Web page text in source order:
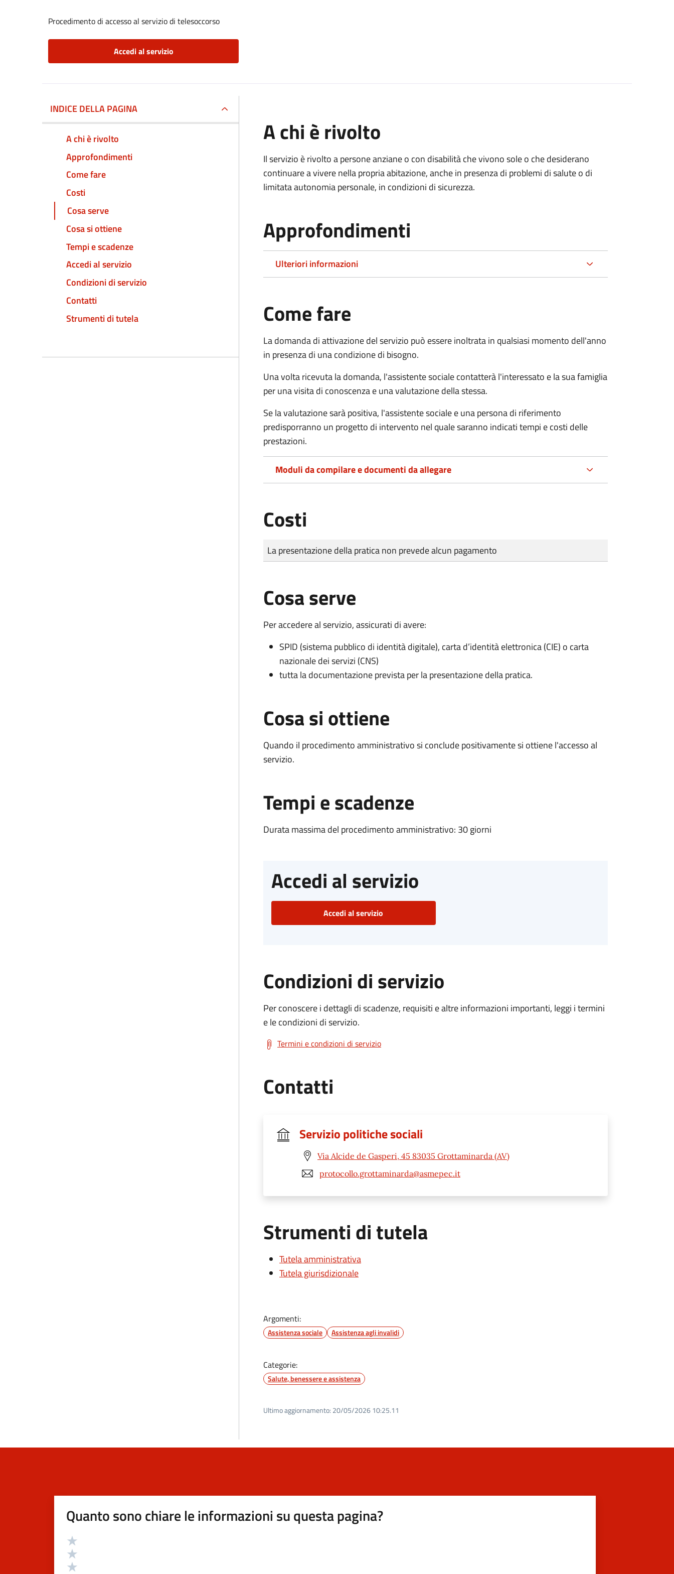
Procedimento di accesso al servizio di telesoccorso
Accedi al servizio
INDICE DELLA PAGINA
A chi è rivolto
Approfondimenti
Come fare
Costi
Cosa serve
Cosa si ottiene
Tempi e scadenze
Accedi al servizio
Condizioni di servizio
Contatti
Strumenti di tutela
A chi è rivolto
Il servizio è rivolto a persone anziane o con disabilità che vivono sole o che desiderano
continuare a vivere nella propria abitazione, anche in presenza di problemi di salute o di
limitata autonomia personale, in condizioni di sicurezza.
Approfondimenti
Ulteriori informazioni
Come fare
La domanda di attivazione del servizio può essere inoltrata in qualsiasi momento dell'anno
in presenza di una condizione di bisogno.
Una volta ricevuta la domanda, l'assistente sociale contatterà l'interessato e la sua famiglia
per una visita di conoscenza e una valutazione della stessa.
Se la valutazione sarà positiva, l'assistente sociale e una persona di riferimento
predisporranno un progetto di intervento nel quale saranno indicati tempi e costi delle
prestazioni.
Moduli da compilare e documenti da allegare
Costi
Tipo di pagamento
Importo
La presentazione della pratica non prevede alcun pagamento
Cosa serve
Per accedere al servizio, assicurati di avere:
SPID (sistema pubblico di identità digitale), carta d’identità elettronica (CIE) o carta
nazionale dei servizi (CNS)
tutta la documentazione prevista per la presentazione della pratica.
Cosa si ottiene
Quando il procedimento amministrativo si conclude positivamente si ottiene l'accesso al
servizio.
Tempi e scadenze
Durata massima del procedimento amministrativo: 30 giorni
Accedi al servizio
Accedi al servizio
Condizioni di servizio
Per conoscere i dettagli di scadenze, requisiti e altre informazioni importanti, leggi i termini
e le condizioni di servizio.
Termini e condizioni di servizio
Contatti
Servizio politiche sociali
Via Alcide de Gasperi, 45 83035 Grottaminarda (AV)
protocollo.grottaminarda@asmepec.it
Strumenti di tutela
Tutela amministrativa
Tutela giurisdizionale
Argomenti:
Assistenza sociale Assistenza agli invalidi
Categorie:
Salute, benessere e assistenza
Ultimo aggiornamento: 20/05/2026 10:25.11
Quanto sono chiare le informazioni su questa pagina?
Valutazione